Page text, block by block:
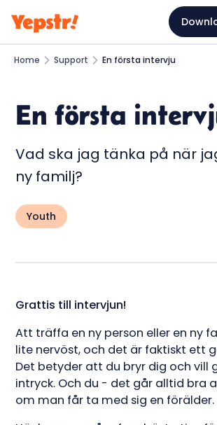
Home Support En första intervju
En första
Vad ska jag tänka på när
ny familj?
Youth
Grattis till intervjun!
Att träffa en ny person eller en ny
lite nervöst, och det är faktiskt ett
Det betyder att du bryr dig och vill
intryck. Och du - det går alltid bra
om man får ta med sig en förälder.